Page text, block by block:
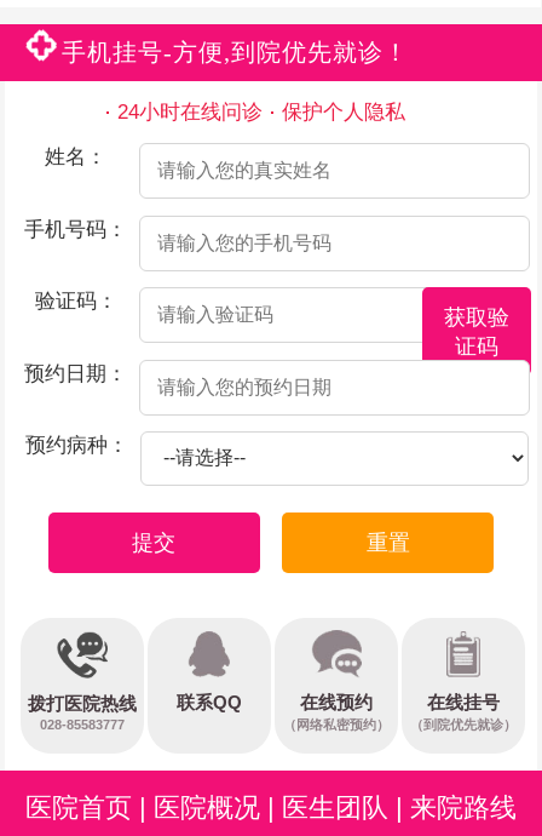
手机挂号-方便,到院优先就诊！
24小时在线问诊
保护个人隐私
姓名：
手机号码：
验证码：
获取验
证码
预约日期：
预约病种：
提交 重置
拨打医院热线
028-85583777
联系QQ 在线预约
（网络私密预约）
在线挂号
（到院优先就诊）
医院首页 | 医院概况 | 医生团队 | 来院路线